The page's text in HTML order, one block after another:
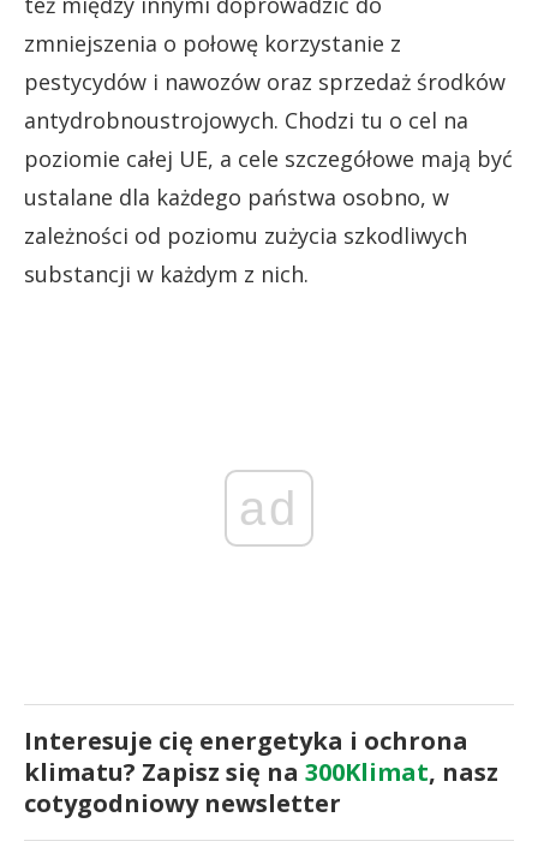
zmniejszenia o połowę korzystanie z
pestycydów i nawozów oraz sprzedaż środków
antydrobnoustrojowych. Chodzi tu o cel na
poziomie całej UE, a cele szczegółowe mają być
ustalane dla każdego państwa osobno, w
zależności od poziomu zużycia szkodliwych
substancji w każdym z nich.
ad
Interesuje cię energetyka i ochrona
klimatu? Zapisz się na 300Klimat, nasz
cotygodniowy newsletter